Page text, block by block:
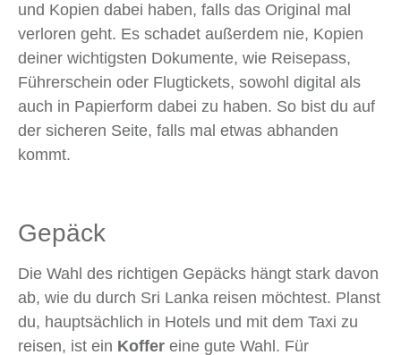
und Kopien dabei haben, falls das Original mal
verloren geht. Es schadet außerdem nie, Kopien
deiner wichtigsten Dokumente, wie Reisepass,
Führerschein oder Flugtickets, sowohl digital als
auch in Papierform dabei zu haben. So bist du auf
der sicheren Seite, falls mal etwas abhanden
kommt.
Gepäck
Die Wahl des richtigen Gepäcks hängt stark davon
ab, wie du durch Sri Lanka reisen möchtest. Planst
du, hauptsächlich in Hotels und mit dem Taxi zu
reisen, ist ein Koffer eine gute Wahl. Für